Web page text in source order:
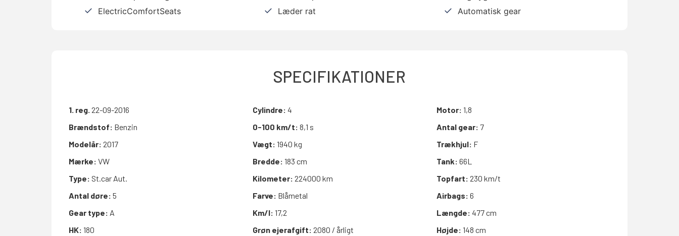
ElectricComfortSeats
Læder rat
Automatisk gear
SPECIFIKATIONER
1. reg. 22-09-2016
Brændstof: Benzin
Modelår: 2017
Mærke: VW
Type: St.car Aut.
Antal døre: 5
Gear type: A
HK: 180
Cylindre: 4
0-100 km/t: 8,1 s
Vægt: 1940 kg
Bredde: 183 cm
Kilometer: 224000 km
Farve: Blåmetal
Km/l: 17,2
Grøn ejerafgift: 2080 / årligt
Motor: 1,8
Antal gear: 7
Trækhjul: F
Tank: 66L
Topfart: 230 km/t
Airbags: 6
Længde: 477 cm
Højde: 148 cm